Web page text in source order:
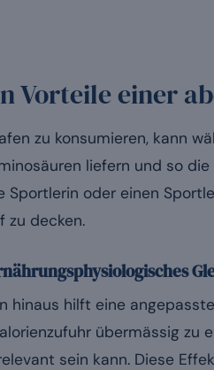
Vorteile einer
zu konsumieren, kann
liefern und so
Sportlerin oder einen
zu decken.
hinaus hilft eine
übermässig zu
sein kann. Diese